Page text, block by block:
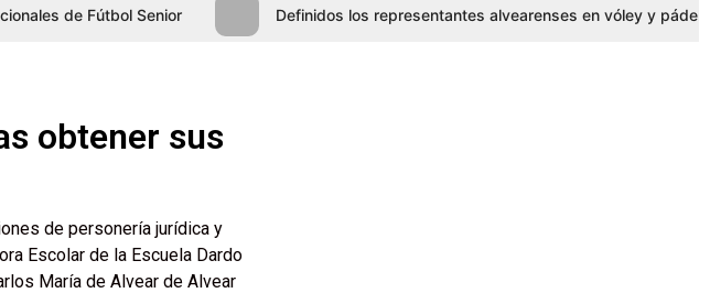
de Fútbol Senior Definidos los representantes alvearenses en vóley y pádel
obtener sus
de personería jurídica y
Escolar de la Escuela Dardo
María de Alvear de Alvear